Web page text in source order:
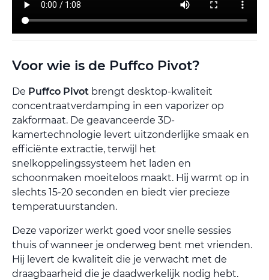
Voor wie is de Puffco Pivot?
De Puffco Pivot brengt desktop-kwaliteit
concentraatverdamping in een vaporizer op
zakformaat. De geavanceerde 3D-
kamertechnologie levert uitzonderlijke smaak en
efficiënte extractie, terwijl het
snelkoppelingssysteem het laden en
schoonmaken moeiteloos maakt. Hij warmt op in
slechts 15-20 seconden en biedt vier precieze
temperatuurstanden.
Deze vaporizer werkt goed voor snelle sessies
thuis of wanneer je onderweg bent met vrienden.
Hij levert de kwaliteit die je verwacht met de
draagbaarheid die je daadwerkelijk nodig hebt.